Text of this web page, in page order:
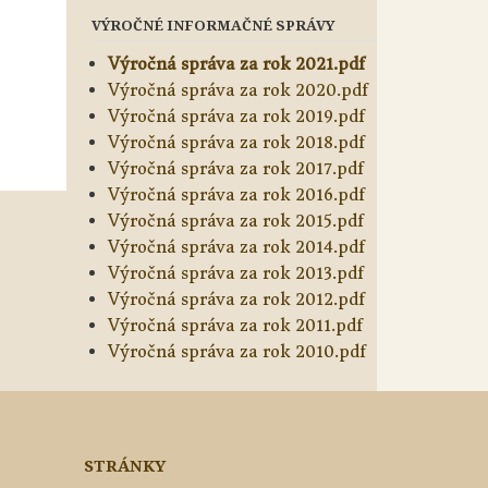
VÝROČNÉ INFORMAČNÉ SPRÁVY
Výročná správa za rok 2021.pdf
Výročná správa za rok 2020.pdf
Výročná správa za rok 2019.pdf
Výročná správa za rok 2018.pdf
Výročná správa za rok 2017.pdf
Výročná správa za rok 2016.pdf
Výročná správa za rok 2015.pdf
Výročná správa za rok 2014.pdf
Výročná správa za rok 2013.pdf
Výročná správa za rok 2012.pdf
Výročná správa za rok 2011.pdf
Výročná správa za rok 2010.pdf
STRÁNKY